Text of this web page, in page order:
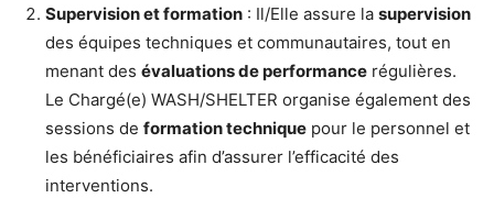
Supervision et formation : Il/Elle assure la supervision
des équipes techniques et communautaires, tout en
menant des évaluations de performance régulières.
Le Chargé(e) WASH/SHELTER organise également des
sessions de formation technique pour le personnel et
les bénéficiaires afin d’assurer l’efficacité des
interventions.